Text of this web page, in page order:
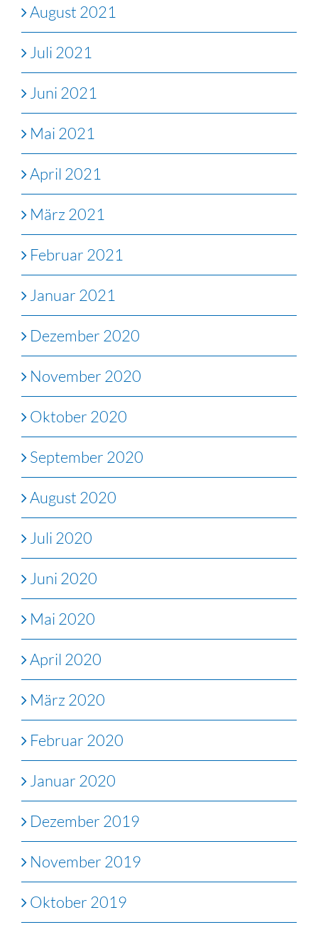
August 2021
Juli 2021
Juni 2021
Mai 2021
April 2021
März 2021
Februar 2021
Januar 2021
Dezember 2020
November 2020
Oktober 2020
September 2020
August 2020
Juli 2020
Juni 2020
Mai 2020
April 2020
März 2020
Februar 2020
Januar 2020
Dezember 2019
November 2019
Oktober 2019